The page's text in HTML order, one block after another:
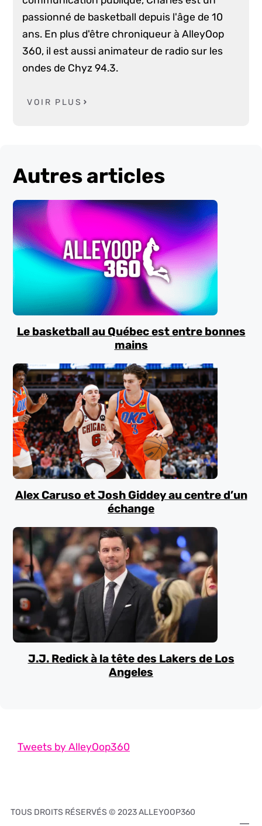
passionné de basketball depuis l'âge de 10
ans. En plus d'être chroniqueur à AlleyOop
360, il est aussi animateur de radio sur les
ondes de Chyz 94.3.
VOIR PLUS
Autres articles
Le basketball au Québec est entre bonnes
mains
Alex Caruso et Josh Giddey au centre d’un
échange
J.J. Redick à la tête des Lakers de Los
Angeles
Tweets by AlleyOop360
TOUS DROITS RÉSERVÉS © 2023 ALLEYOOP360